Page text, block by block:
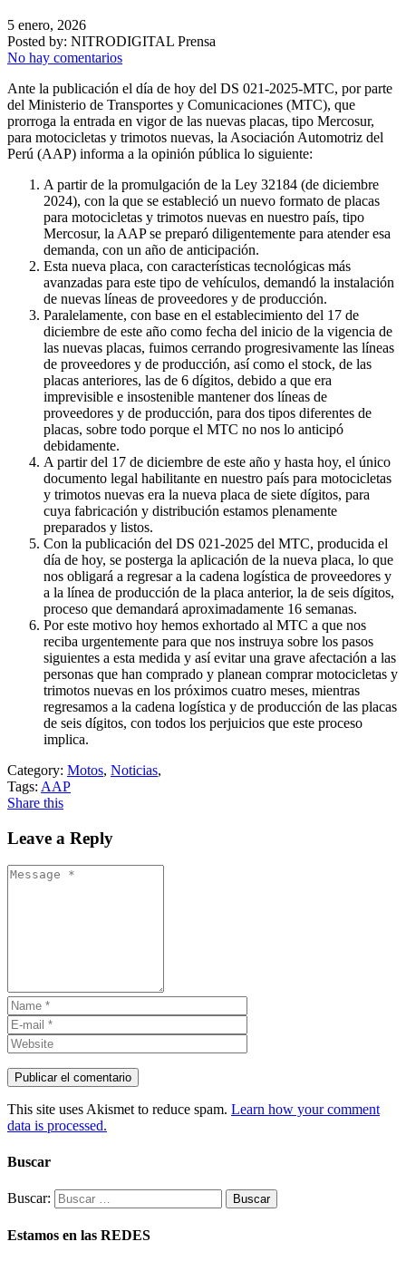
5 enero, 2026
Posted by: NITRODIGITAL Prensa
No hay comentarios
Ante la publicación el día de hoy del DS 021-2025-MTC, por parte
del Ministerio de Transportes y Comunicaciones (MTC), que
prorroga la entrada en vigor de las nuevas placas, tipo Mercosur,
para motocicletas y trimotos nuevas, la Asociación Automotriz del
Perú (AAP) informa a la opinión pública lo siguiente:
A partir de la promulgación de la Ley 32184 (de diciembre
2024), con la que se estableció un nuevo formato de placas
para motocicletas y trimotos nuevas en nuestro país, tipo
Mercosur, la AAP se preparó diligentemente para atender esa
demanda, con un año de anticipación.
Esta nueva placa, con características tecnológicas más
avanzadas para este tipo de vehículos, demandó la instalación
de nuevas líneas de proveedores y de producción.
Paralelamente, con base en el establecimiento del 17 de
diciembre de este año como fecha del inicio de la vigencia de
las nuevas placas, fuimos cerrando progresivamente las líneas
de proveedores y de producción, así como el stock, de las
placas anteriores, las de 6 dígitos, debido a que era
imprevisible e insostenible mantener dos líneas de
proveedores y de producción, para dos tipos diferentes de
placas, sobre todo porque el MTC no nos lo anticipó
debidamente.
A partir del 17 de diciembre de este año y hasta hoy, el único
documento legal habilitante en nuestro país para motocicletas
y trimotos nuevas era la nueva placa de siete dígitos, para
cuya fabricación y distribución estamos plenamente
preparados y listos.
Con la publicación del DS 021-2025 del MTC, producida el
día de hoy, se posterga la aplicación de la nueva placa, lo que
nos obligará a regresar a la cadena logística de proveedores y
a la línea de producción de la placa anterior, la de seis dígitos,
proceso que demandará aproximadamente 16 semanas.
Por este motivo hoy hemos exhortado al MTC a que nos
reciba urgentemente para que nos instruya sobre los pasos
siguientes a esta medida y así evitar una grave afectación a las
personas que han comprado y planean comprar motocicletas y
trimotos nuevas en los próximos cuatro meses, mientras
regresamos a la cadena logística y de producción de las placas
de seis dígitos, con todos los perjuicios que este proceso
implica.
Category: Motos, Noticias,
Tags: AAP
Share this
Leave a Reply
This site uses Akismet to reduce spam. Learn how your comment
data is processed.
Buscar
Buscar:
Estamos en las REDES